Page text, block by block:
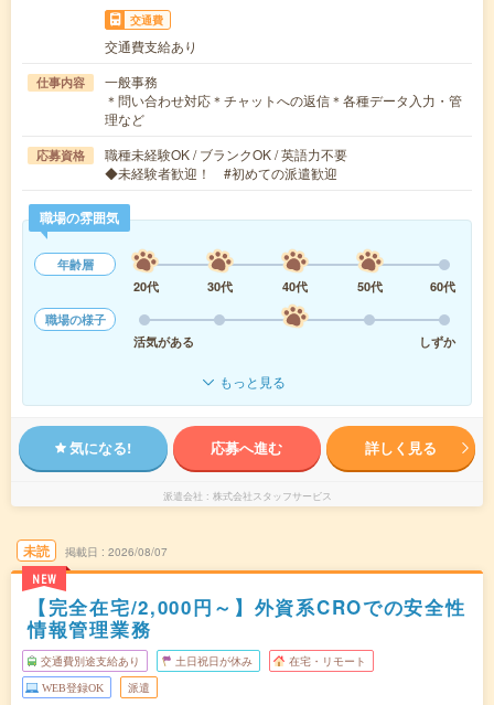
交通費
交通費支給あり
仕事内容
一般事務
＊問い合わせ対応＊チャットへの返信＊各種データ入力・管
理など
応募資格
職種未経験OK / ブランクOK / 英語力不要
◆未経験者歓迎！ #初めての派遣歓迎
職場の雰囲気
年齢層
20代
30代 40代 50代
60代
職場の様子
活気がある
しずか
もっと見る
気になる! 応募へ進む 詳しく見る
派遣会社 株式会社スタッフサービス
未読
NEW
掲載日 2026/08/07
【完全在宅/2,000円～】外資系CROでの安全性
情報管理業務
交通費別途支給あり 土日祝日が休み 在宅・リモート
WEB登録OK 派遣